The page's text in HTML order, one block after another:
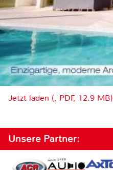
Jetzt laden (, PDF, 12.9 MB)
Unsere Partner: